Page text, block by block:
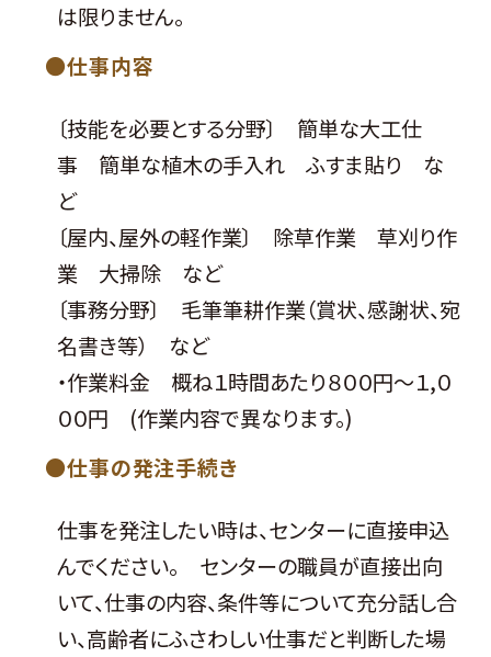
は限りません。
仕事内容
〔技能を必要とする分野〕 簡単な大工仕
事 簡単な植木の手入れ ふすま貼り な
ど
〔屋内、屋外の軽作業〕 除草作業 草刈り作
業 大掃除 など
〔事務分野〕 毛筆筆耕作業（賞状、感謝状、宛
名書き等） など
・作業料金 概ね１時間あたり８００円～１,０
００円 (作業内容で異なります。)
仕事の発注手続き
仕事を発注したい時は、センターに直接申込
んでください。 センターの職員が直接出向
いて、仕事の内容、条件等について充分話し合
い、高齢者にふさわしい仕事だと判断した場